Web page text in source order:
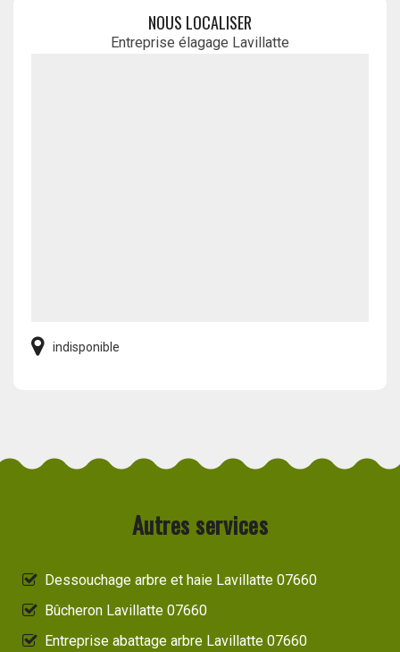
NOUS LOCALISER
Entreprise élagage Lavillatte
indisponible
Autres services
Dessouchage arbre et haie Lavillatte 07660
Bûcheron Lavillatte 07660
Entreprise abattage arbre Lavillatte 07660